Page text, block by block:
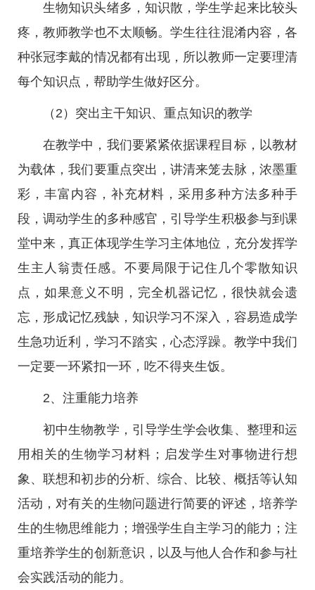
生物知识头绪多，知识散，学生学起来比较头
疼，教师教学也不太顺畅。学生往往混淆内容，各
种张冠李戴的情况都有出现，所以教师一定要理清
每个知识点，帮助学生做好区分。
（2）突出主干知识、重点知识的教学
在教学中，我们要紧紧依据课程目标，以教材
为载体，我们要重点突出，讲清来笼去脉，浓墨重
彩，丰富内容，补充材料，采用多种方法多种手
段，调动学生的多种感官，引导学生积极参与到课
堂中来，真正体现学生学习主体地位，充分发挥学
生主人翁责任感。不要局限于记住几个零散知识
点，如果意义不明，完全机器记忆，很快就会遗
忘，形成记忆残缺，知识学习不深入，容易造成学
生急功近利，学习不踏实，心态浮躁。教学中我们
一定要一环紧扣一环，吃不得夹生饭。
2、注重能力培养
初中生物教学，引导学生学会收集、整理和运
用相关的生物学习材料；启发学生对事物进行想
象、联想和初步的分析、综合、比较、概括等认知
活动，对有关的生物问题进行简要的评述，培养学
生的生物思维能力；增强学生自主学习的能力；注
重培养学生的创新意识，以及与他人合作和参与社
会实践活动的能力。